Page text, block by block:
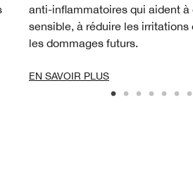
anti-inflammatoires qui aident à
sensible, à réduire les irritations
les dommages futurs.
EN SAVOIR PLUS